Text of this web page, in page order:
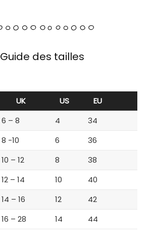
Guide des tailles
UK US
EU
6 – 8 4
34
8 -10 6
36
10 – 12 8
38
12 – 14 10
40
14 – 16 12
42
16 – 28 14 44